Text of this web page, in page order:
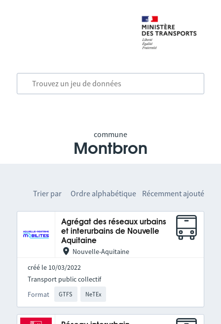
commune
Montbron
Trier par Ordre alphabétique Récemment ajouté
Agrégat des réseaux urbains
et interurbains de Nouvelle
Aquitaine
Nouvelle-Aquitaine
créé le 10/03/2022
Format GTFS NeTEx
Transport public collectif